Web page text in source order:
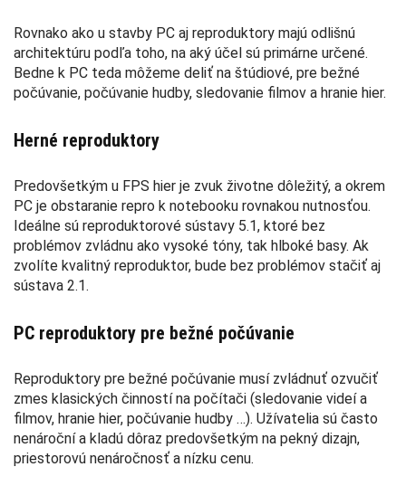
Rovnako ako u stavby PC aj reproduktory majú odlišnú
architektúru podľa toho, na aký účel sú primárne určené.
Bedne k PC teda môžeme deliť na štúdiové, pre bežné
počúvanie, počúvanie hudby, sledovanie filmov a hranie hier.
Herné reproduktory
Predovšetkým u FPS hier je zvuk životne dôležitý, a okrem
PC je obstaranie repro k notebooku rovnakou nutnosťou.
Ideálne sú reproduktorové sústavy 5.1, ktoré bez
problémov zvládnu ako vysoké tóny, tak hlboké basy. Ak
zvolíte kvalitný reproduktor, bude bez problémov stačiť aj
sústava 2.1.
PC reproduktory pre bežné počúvanie
Reproduktory pre bežné počúvanie musí zvládnuť ozvučiť
zmes klasických činností na počítači (sledovanie videí a
filmov, hranie hier, počúvanie hudby …). Užívatelia sú často
nenároční a kladú dôraz predovšetkým na pekný dizajn,
priestorovú nenáročnosť a nízku cenu.